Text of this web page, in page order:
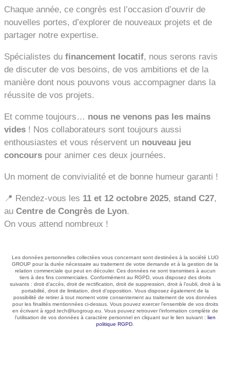
Chaque année, ce congrès est l’occasion d’ouvrir de
nouvelles portes, d’explorer de nouveaux projets et de
partager notre expertise.
Spécialistes du financement locatif, nous serons ravis
de discuter de vos besoins, de vos ambitions et de la
manière dont nous pouvons vous accompagner dans la
réussite de vos projets.
Et comme toujours… nous ne venons pas les mains
vides ! Nos collaborateurs sont toujours aussi
enthousiastes et vous réservent un nouveau jeu
concours pour animer ces deux journées.
Un moment de convivialité et de bonne humeur garanti !
📍 Rendez-vous les 11 et 12 octobre 2025, stand C27,
au Centre de Congrès de Lyon.
On vous attend nombreux !
LUO PRESENT AU CNP 2025 !
DÉCOUVRIR LE CONGRÈS NATIONAL DES
PHARMACIENS
Les données personnelles collectées vous concernant sont destinées à la société LUO
GROUP pour la durée nécessaire au traitement de votre demande et à la gestion de la
relation commerciale qui peut en découler. Ces données ne sont transmises à aucun
tiers à des fins commerciales. Conformément au RGPD, vous disposez des droits
suivants : droit d’accès, droit de rectification, droit de suppression, droit à l’oubli, droit à la
portabilité, droit de limitation, droit d’opposition. Vous disposez également de la
possibilité de retirer à tout moment votre consentement au traitement de vos données
pour les finalités mentionnées ci-dessus. Vous pouvez exercer l’ensemble de vos droits
en écrivant à rgpd.tech@luogroup.eu. Vous pouvez retrouver l’information complète de
l’utilisation de vos données à caractère personnel en cliquant sur le lien suivant : lien
politique RGPD